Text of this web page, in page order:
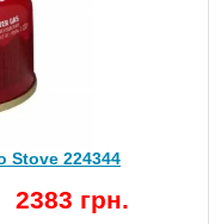
Stove 224344
2383 грн.